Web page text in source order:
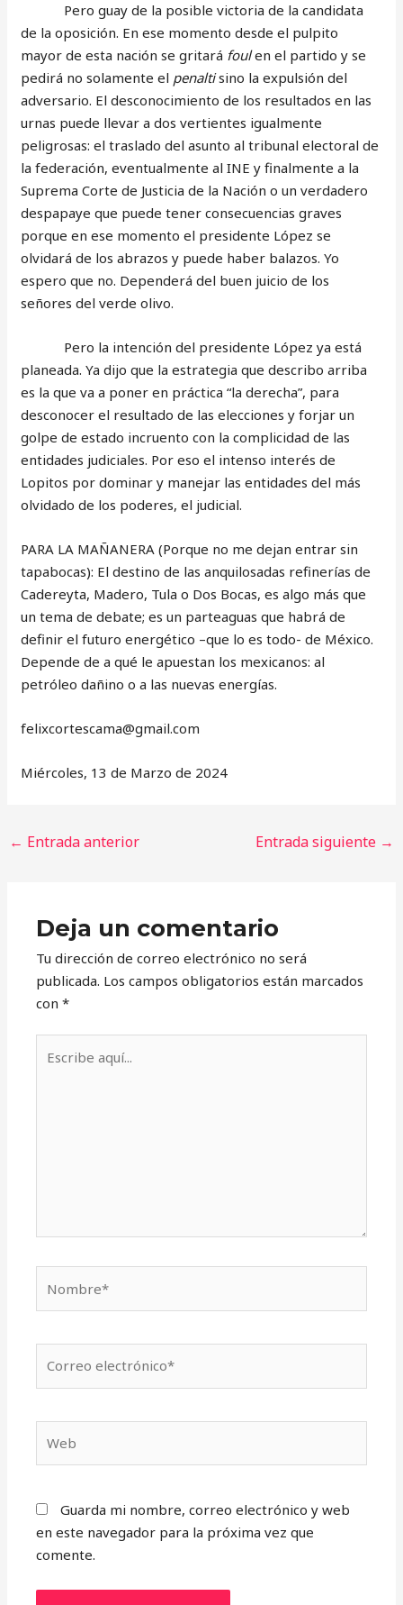
Pero guay de la posible victoria de la candidata
de la oposición. En ese momento desde el pulpito
mayor de esta nación se gritará foulen el partido y se
pedirá no solamente el penaltisino la expulsión del
adversario. El desconocimiento de los resultados en las
urnas puede llevar a dos vertientes igualmente
peligrosas: el traslado del asunto al tribunal electoral de
la federación, eventualmente al INE y finalmente a la
Suprema Corte de Justicia de la Nación o un verdadero
despapaye que puede tener consecuencias graves
porque en ese momento el presidente López se
olvidará de los abrazos y puede haber balazos. Yo
espero que no. Dependerá del buen juicio de los
señores del verde olivo.
Pero la intención del presidente López ya está
planeada. Ya dijo que la estrategia que describo arriba
es la que va a poner en práctica “la derecha”, para
desconocer el resultado de las elecciones y forjar un
golpe de estado incruento con la complicidad de las
entidades judiciales. Por eso el intenso interés de
Lopitos por dominar y manejar las entidades del más
olvidado de los poderes, el judicial.
PARA LA MAÑANERA (Porque no me dejan entrar sin
tapabocas): El destino de las anquilosadas refinerías de
Cadereyta, Madero, Tula o Dos Bocas, es algo más que
un tema de debate; es un parteaguas que habrá de
definir el futuro energético –que lo es todo- de México.
Depende de a qué le apuestan los mexicanos: al
petróleo dañino o a las nuevas energías.
‎felixcortescama@gmail.com
Miércoles, 13 de Marzo de 2024
← Entrada anterior Entrada siguiente →
Deja un comentario
Tu dirección de correo electrónico no será
publicada. Los campos obligatorios están marcados
con*
aquí...
electrónico*
Guarda mi nombre, correo electrónico y web
en este navegador para la próxima vez que
comente.